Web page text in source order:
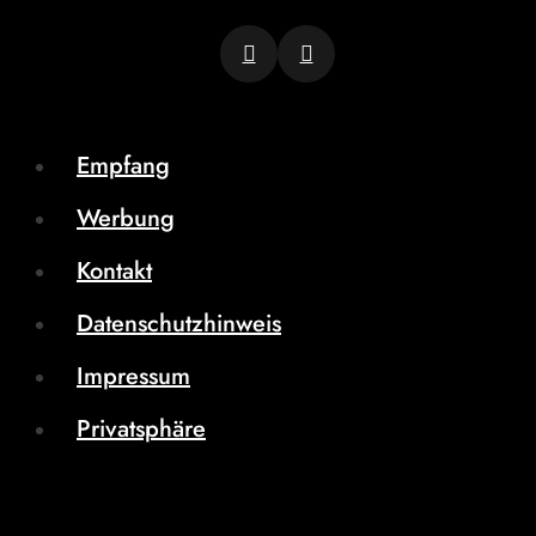
Empfang
Werbung
Kontakt
Datenschutzhinweis
Impressum
Privatsphäre